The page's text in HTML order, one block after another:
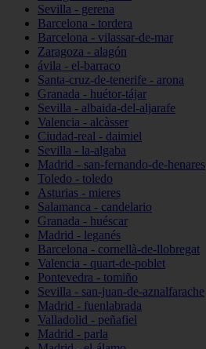
Sevilla - gerena
Barcelona - tordera
Barcelona - vilassar-de-mar
Zaragoza - alagón
ávila - el-barraco
Santa-cruz-de-tenerife - arona
Granada - huétor-tájar
Sevilla - albaida-del-aljarafe
Valencia - alcàsser
Ciudad-real - daimiel
Sevilla - la-algaba
Madrid - san-fernando-de-henares
Toledo - toledo
Asturias - mieres
Salamanca - candelario
Granada - huéscar
Madrid - leganés
Barcelona - cornellà-de-llobregat
Valencia - quart-de-poblet
Pontevedra - tomiño
Sevilla - san-juan-de-aznalfarache
Madrid - fuenlabrada
Valladolid - peñafiel
Madrid - parla